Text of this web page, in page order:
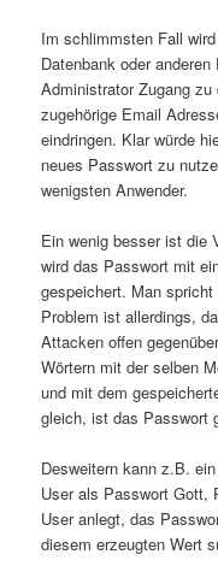
Im schlimmsten Fall
Datenbank oder
Administrator Zugang
zugehörige Email
eindringen. Klar würde
neues Passwort zu
wenigsten Anwender.
Ein wenig besser ist die
wird das Passwort mit
gespeichert. Man
Problem ist allerdings,
Attacken offen
Wörtern mit der selben
und mit dem
gleich, ist das Passwort
Desweitern kann z.B.
User als Passwort Gott,
User anlegt, das
diesem erzeugten Wert